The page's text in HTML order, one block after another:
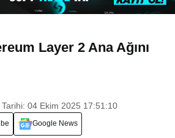
Layer 2 Ana Ağını
04 Ekim 2025 17:51:10
Google News